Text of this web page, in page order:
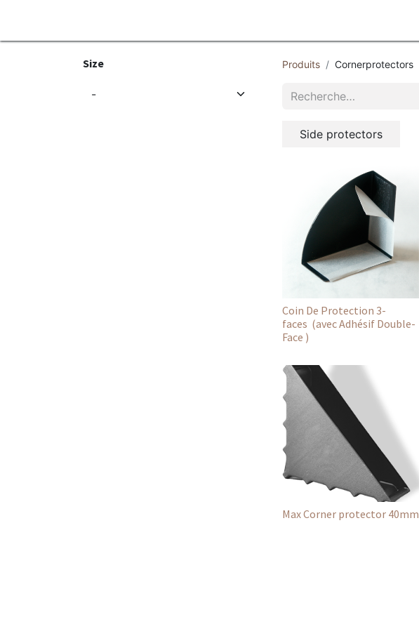
Size Produits Cornerprotectors
Side protectors
Coin De Protection 3-
faces (avec Adhésif Double-
Face )
Max Corner protector 40mm